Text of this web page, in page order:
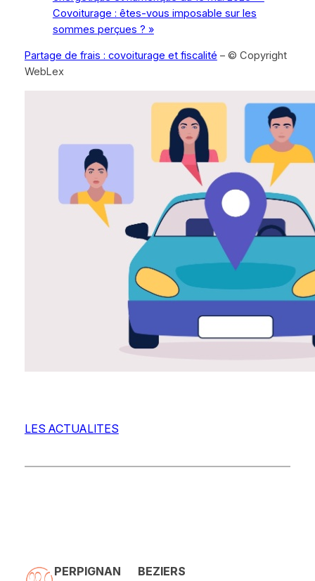
Covoiturage : êtes-vous imposable sur les
sommes perçues ? »
Partage de frais : covoiturage et fiscalité – © Copyright
WebLex
LES ACTUALITES
PERPIGNAN
BEZIERS